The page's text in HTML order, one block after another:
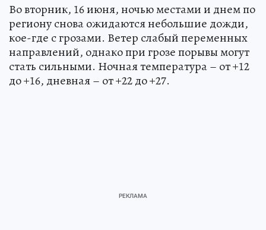
Во вторник, 16 июня, ночью местами и днем по
региону снова ожидаются небольшие дожди,
кое-где с грозами. Ветер слабый переменных
направлений, однако при грозе порывы могут
стать сильными. Ночная температура – от +12
до +16, дневная – от +22 до +27.